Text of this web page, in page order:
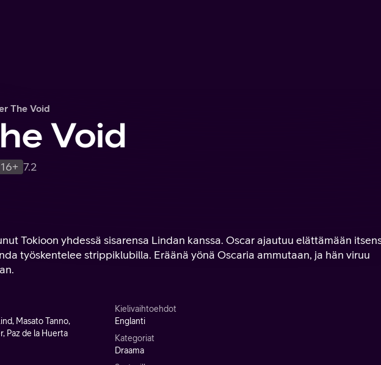
The Void
Void
16+ 7.2
Tokioon yhdessä sisarensa Lindan kanssa. Oscar ajautuu elättämään
työskentelee strippiklubilla. Eräänä yönä Oscaria ammutaan, ja hän viruu
Masato Tanno,
Paz de la Huerta
Kielivaihtoehdot
Englanti
Kategoriat
Draama